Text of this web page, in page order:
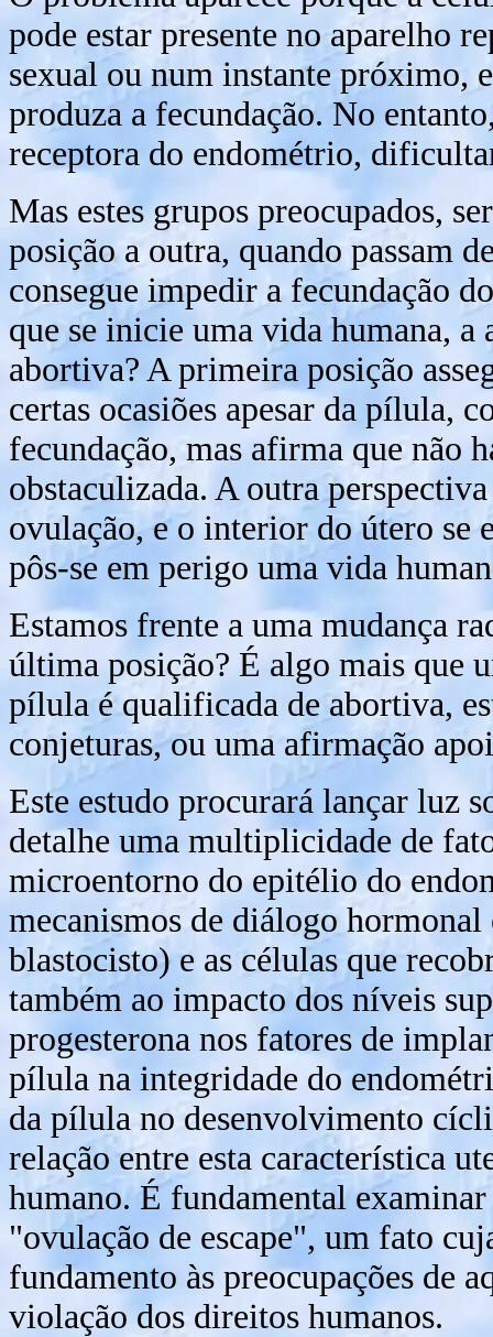
pode estar presente no aparelho
sexual ou num instante próximo,
produza a fecundação. No
receptora do endométrio,
Mas estes grupos preocupados,
posição a outra, quando passam
consegue impedir a fecundação
que se inicie uma vida humana,
abortiva? A primeira posição
certas ocasiões apesar da pílula,
fecundação, mas afirma que não
obstaculizada. A outra
ovulação, e o interior do útero se
pôs-se em perigo uma vida
Estamos frente a uma mudança
última posição? É algo mais que
pílula é qualificada de abortiva,
conjeturas, ou uma afirmação
Este estudo procurará lançar luz
detalhe uma multiplicidade de
microentorno do epitélio do
mecanismos de diálogo
blastocisto) e as células que
também ao impacto dos níveis
progesterona nos fatores de
pílula na integridade do
da pílula no desenvolvimento
relação entre esta característica
humano. É fundamental
"ovulação de escape", um fato
fundamento às preocupações de
violação dos direitos humanos.